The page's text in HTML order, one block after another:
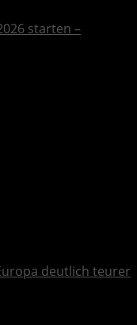
starten –
deutlich teurer